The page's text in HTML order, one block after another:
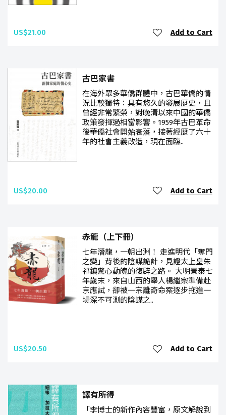
US$21.00 Add to Cart
古巴家書
在海外眾多華僑群體中，古巴華僑的情
況比較獨特：具有悠久的發展歷史，且
曾經非常繁榮，對晚清以來中國的華僑
政策發揮過相當影響。1959年古巴革命
後華僑社會開始衰落，接著經歷了六十
年的社會主義改造，現在面臨..
US$20.00 Add to Cart
赤龍（上下冊）
七年潛龍，一朝出淵！ 走進明代「奪門
之變」背後的陰謀詭計，見證太上皇朱
祁鎮驚心動魄的復辟之路。 大明景泰七
年歲末，來自山西的舉人楊繼宗準備赴
京應試，卻被一宗離奇命案逐步拖進一
場深不可測的陰謀之..
US$20.50 Add to Cart
譯有所得
「李博士的新作內容豐富，原文解說到